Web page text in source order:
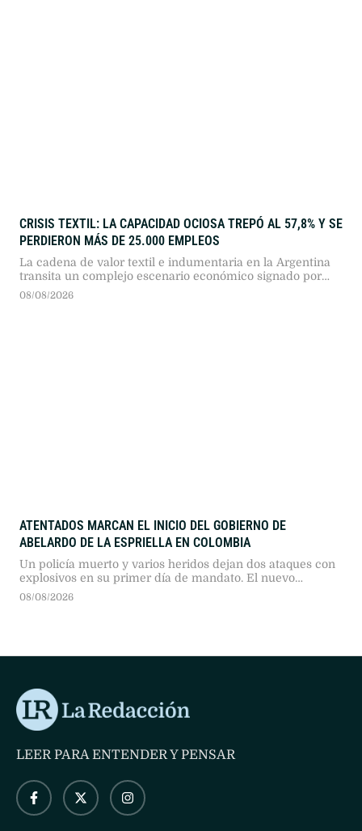
CRISIS TEXTIL: LA CAPACIDAD OCIOSA TREPÓ AL 57,8% Y SE
PERDIERON MÁS DE 25.000 EMPLEOS
La cadena de valor textil e indumentaria en la Argentina
transita un complejo escenario económico signado por
más de dos años consecutivos de caída en su actividad.
08/08/2026
ATENTADOS MARCAN EL INICIO DEL GOBIERNO DE
ABELARDO DE LA ESPRIELLA EN COLOMBIA
Un policía muerto y varios heridos dejan dos ataques con
explosivos en su primer día de mandato. El nuevo
presidente prometió mano dura contra el narcoterrorismo
08/08/2026
LEER PARA ENTENDER Y PENSAR